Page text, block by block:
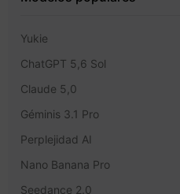
Yukie
ChatGPT 5,6 Sol
Claude 5,0
Géminis 3.1 Pro
Perplejidad AI
Nano Banana Pro
Seedance 2.0